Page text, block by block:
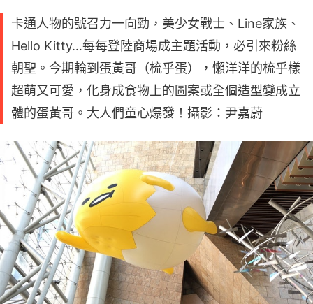
卡通人物的號召力一向勁，美少女戰士、Line家族、
Hello Kitty…每每登陸商場成主題活動，必引來粉絲
朝聖。今期輪到蛋黃哥（梳乎蛋），懶洋洋的梳乎樣
超萌又可愛，化身成食物上的圖案或全個造型變成立
體的蛋黃哥。大人們童心爆發！攝影：尹嘉蔚